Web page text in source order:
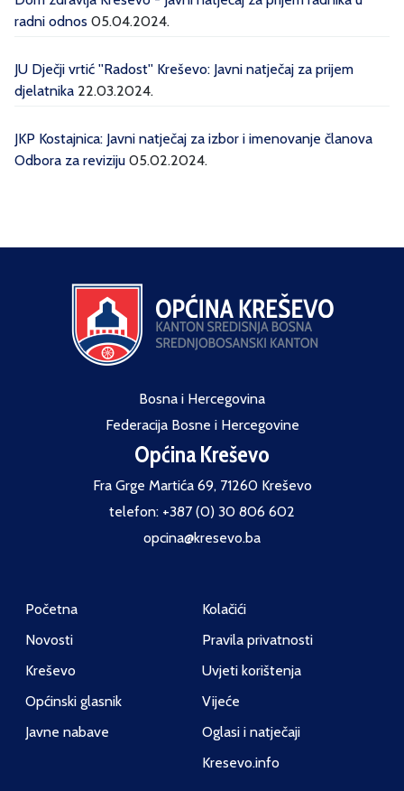
radni odnos 05.04.2024.
JU Dječji vrtić ''Radost'' Kreševo: Javni natječaj za prijem
djelatnika 22.03.2024.
JKP Kostajnica: Javni natječaj za izbor i imenovanje članova
Odbora za reviziju 05.02.2024.
Bosna i Hercegovina
Federacija Bosne i Hercegovine
Općina Kreševo
Fra Grge Martića 69, 71260 Kreševo
telefon: +387 (0) 30 806 602
opcina@kresevo.ba
Početna
Novosti
Kreševo
Općinski glasnik
Javne nabave
Kolačići
Pravila privatnosti
Uvjeti korištenja
Vijeće
Oglasi i natječaji
Kresevo.info